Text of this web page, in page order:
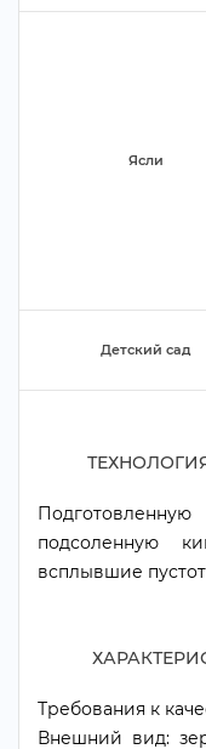
Ясли
Детский сад
подсоленную
сплывшие
Требования к
нешний вид: